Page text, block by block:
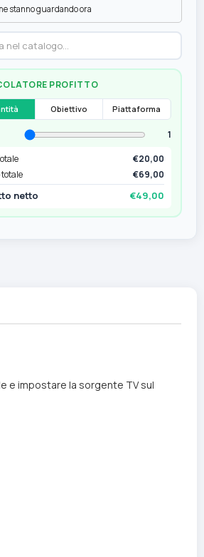
stanno guardando ora
PROFITTO
Obiettivo Piattaforma
1
€20,00
totale
€69,00
netto €49,00
e impostare la sorgente TV sul